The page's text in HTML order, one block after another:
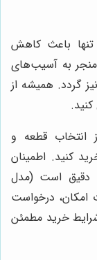
تنها باعث کاهش
به آسیب‌های
گردد. همیشه از
انتخاب قطعه و
کنید. اطمینان
دقیق است (مدل
امکان، درخواست
خرید مطمئن